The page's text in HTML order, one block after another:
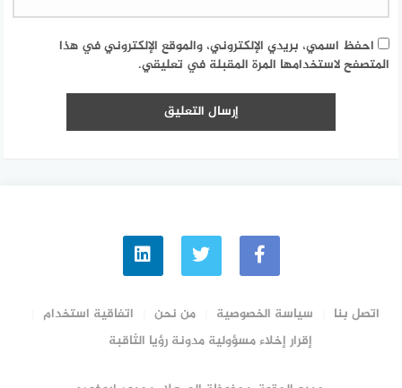
احفظ اسمي، بريدي الإلكتروني، والموقع الإلكتروني في هذا
المتصفح لاستخدامها المرة المقبلة في تعليقي.
اتصل بنا سياسة الخصوصية من نحن
اتفاقية استخدام
إقرار إخلاء مسؤولية مدونة رؤيا الثاقبة